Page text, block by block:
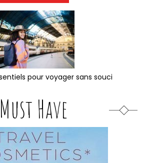
pour voyager sans souci
Must Have